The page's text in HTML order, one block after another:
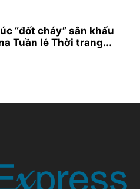
“đốt cháy” sân khấu
Tuần lễ Thời trang...